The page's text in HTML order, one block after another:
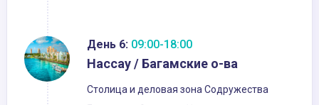
День 6: 09:00-18:00
Нассау / Багамские о-ва
Столица и деловая зона Содружества